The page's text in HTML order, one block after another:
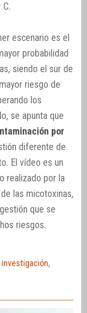
escenario es el
probabilidad
siendo el sur de
riesgo de
los
se apunta que
por
diferente de
El vídeo es un
realizado por la
las micotoxinas,
que se
riesgos.
investigación,